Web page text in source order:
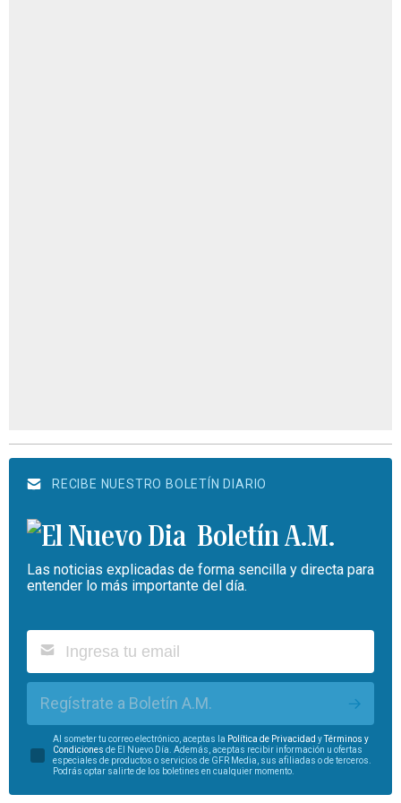
RECIBE NUESTRO BOLETÍN DIARIO
Boletín A.M.
Las noticias explicadas de forma sencilla y directa para
entender lo más importante del día.
Regístrate a Boletín A.M.
Al someter tu correo electrónico, aceptas la Política de Privacidad yTérminos y
Condiciones de El Nuevo Día. Además, aceptas recibir información u ofertas
especiales de productos o servicios de GFR Media, sus afiliadas o de terceros.
Podrás optar salirte de los boletines en cualquier momento.